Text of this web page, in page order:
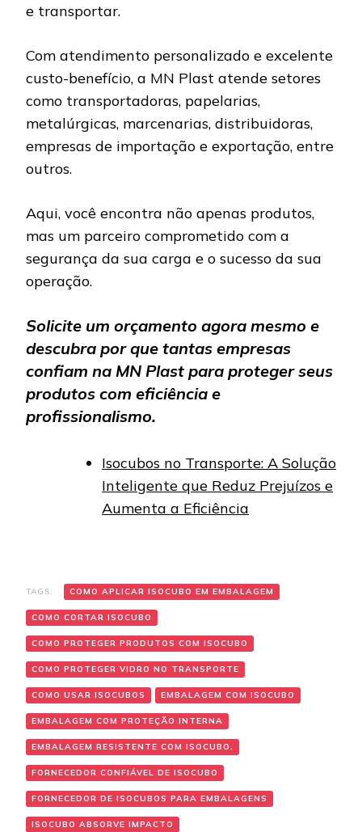
e transportar.
Com atendimento personalizado e excelente
custo-benefício, a MN Plast atende setores
como transportadoras, papelarias,
metalúrgicas, marcenarias, distribuidoras,
empresas de importação e exportação, entre
outros.
Aqui, você encontra não apenas produtos,
mas um parceiro comprometido com a
segurança da sua carga e o sucesso da sua
operação.
Solicite um orçamento agora mesmo e
descubra por que tantas empresas
confiam na MN Plast para proteger seus
produtos com eficiência e
profissionalismo.
Isocubos no Transporte: A Solução
Inteligente que Reduz Prejuízos e
Aumenta a Eficiência
TAGS: COMO APLICAR ISOCUBO EM EMBALAGEM
COMO CORTAR ISOCUBO
COMO PROTEGER PRODUTOS COM ISOCUBO
COMO PROTEGER VIDRO NO TRANSPORTE
COMO USAR ISOCUBOS EMBALAGEM COM ISOCUBO
EMBALAGEM COM PROTEÇÃO INTERNA
EMBALAGEM RESISTENTE COM ISOCUBO.
FORNECEDOR CONFIÁVEL DE ISOCUBO
FORNECEDOR DE ISOCUBOS PARA EMBALAGENS
ISOCUBO ABSORVE IMPACTO